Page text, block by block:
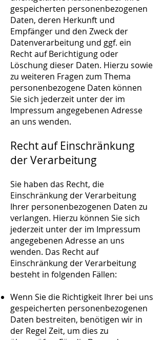
gespeicherten personenbezogenen
Daten, deren Herkunft und
Empfänger und den Zweck der
Datenverarbeitung und ggf. ein
Recht auf Berichtigung oder
Löschung dieser Daten. Hierzu sowie
zu weiteren Fragen zum Thema
personenbezogene Daten können
Sie sich jederzeit unter der im
Impressum angegebenen Adresse
an uns wenden.
Recht auf Einschränkung
der Verarbeitung
Sie haben das Recht, die
Einschränkung der Verarbeitung
Ihrer personenbezogenen Daten zu
verlangen. Hierzu können Sie sich
jederzeit unter der im Impressum
angegebenen Adresse an uns
wenden. Das Recht auf
Einschränkung der Verarbeitung
besteht in folgenden Fällen:
Wenn Sie die Richtigkeit Ihrer bei uns
gespeicherten personenbezogenen
Daten bestreiten, benötigen wir in
der Regel Zeit, um dies zu